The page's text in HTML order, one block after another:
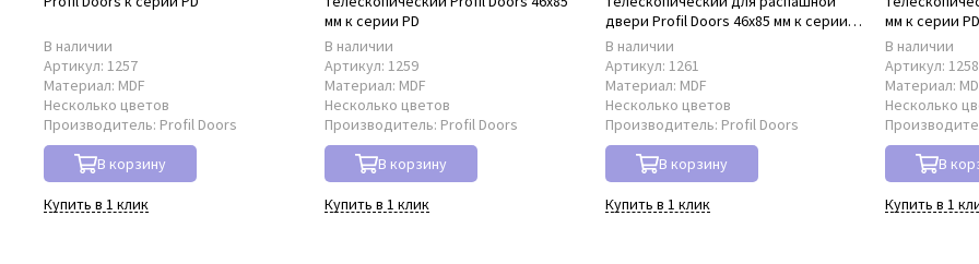
В наличии
Артикул: 1257
Материал: MDF
Несколько цветов
Производитель: Profil Doors
В корзину
Купить в 1 клик
мм к серии PD
В наличии
Артикул: 1259
Материал: MDF
Несколько цветов
Производитель: Profil Doors
В корзину
Купить в 1 клик
двери Profil Doors 46x85 мм к серии
PD
В наличии
Артикул: 1261
Материал: MDF
Несколько цветов
Производитель: Profil Doors
В корзину
Купить в 1 клик
мм к серии PD
В наличии
Артикул: 1258
Материал:
Несколько
В
Купить в 1